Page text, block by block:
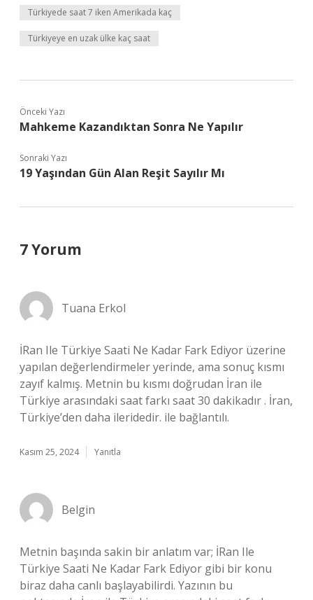
Türkiyede saat 7 iken Amerikada kaç
Türkiyeye en uzak ülke kaç saat
Önceki Yazı
Mahkeme Kazandıktan Sonra Ne Yapılır
Sonraki Yazı
19 Yaşından Gün Alan Reşit Sayılır Mı
7 Yorum
Tuana Erkol
İRan Ile Türkiye Saati Ne Kadar Fark Ediyor üzerine
yapılan değerlendirmeler yerinde, ama sonuç kısmı
zayıf kalmış. Metnin bu kısmı doğrudan İran ile
Türkiye arasındaki saat farkı saat 30 dakikadır . İran,
Türkiye’den daha ileridedir. ile bağlantılı.
Kasım 25, 2024 Yanıtla
Belgin
Metnin başında sakin bir anlatım var; İRan Ile
Türkiye Saati Ne Kadar Fark Ediyor gibi bir konu
biraz daha canlı başlayabilirdi. Yazının bu